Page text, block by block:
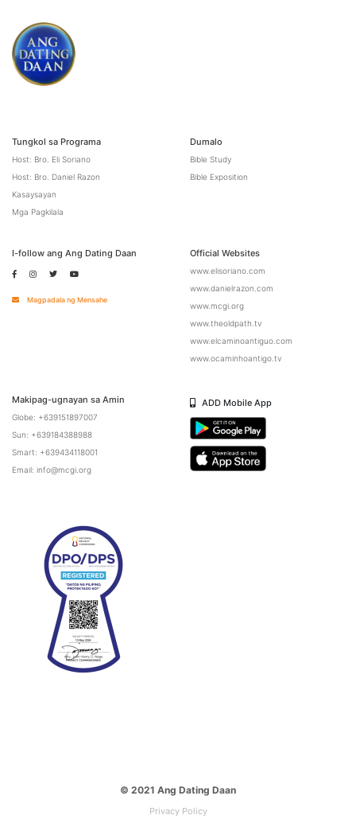
Tungkol sa Programa
Host: Bro. Eli Soriano
Host: Bro. Daniel Razon
Kasaysayan
Mga Pagkilala
Dumalo
Bible Study
Bible Exposition
I-follow ang Ang Dating Daan
Magpadala ng Mensahe
Official Websites
www.elisoriano.com
www.danielrazon.com
www.mcgi.org
www.theoldpath.tv
www.elcaminoantiguo.com
www.ocaminhoantigo.tv
Makipag-ugnayan sa Amin
Globe: +639151897007
Sun: +639184388988
Smart: +639434118001
Email: info@mcgi.org
ADD Mobile App
© 2021 Ang Dating Daan
Privacy Policy